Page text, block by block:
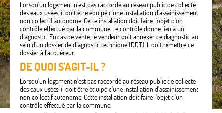
Lorsqu'un logement n'est pas raccordé au réseau public de collecte
des eaux usées, il doit être équipé d'une installation d'assainissement
non collectif autonome. Cette installation doit faire l'objet d'un
contrôle effectué par la commune. Le contrôle donne lieu à un
diagnostic. En cas de vente, le vendeur doit annexer ce diagnostic au
sein d'un dossier de diagnostic technique (DDT). Il doit remettre ce
dossier à l'acquéreur.
DE QUOI S'AGIT-IL ?
Lorsqu'un logement n'est pas raccordé au réseau public de collecte
des eaux usées, il doit être équipé d'une installation d'assainissement
non collectif autonome. Cette installation doit faire l'objet d'un
contrôle effectué par la commune.